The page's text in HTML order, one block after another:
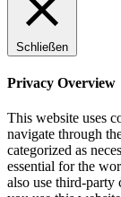
Schließen
Privacy Overview
This website uses
navigate through
categorized as
essential for the
also use third-party